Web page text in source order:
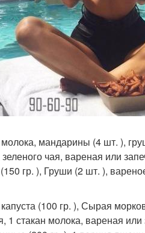
молока, мандарины (4 шт. ),
чая, вареная или
гр. ), Груши (2 шт. ),
(100 гр. ), Сырая
1 стакан молока, вареная